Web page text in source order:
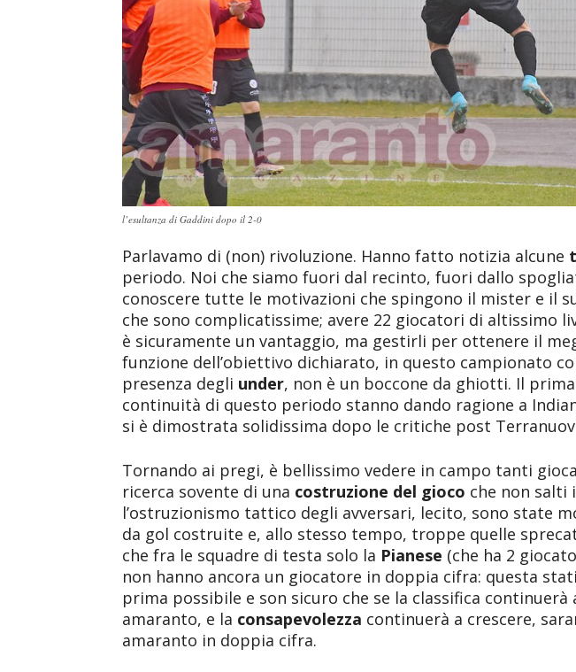
l’esultanza di Gaddini dopo il 2-0
Parlavamo di (non) rivoluzione. Hanno fatto notizia alcune
periodo. Noi che siamo fuori dal recinto, fuori dallo
conoscere tutte le motivazioni che spingono il mister e il
che sono complicatissime; avere 22 giocatori di altissimo
è sicuramente un vantaggio, ma gestirli per ottenere il
funzione dell’obiettivo dichiarato, in questo campionato
presenza degli under, non è un boccone da ghiotti. Il
continuità di questo periodo stanno dando ragione a
si è dimostrata solidissima dopo le critiche post
Tornando ai pregi, è bellissimo vedere in campo tanti
ricerca sovente di una costruzione del gioco che non salti
l’ostruzionismo tattico degli avversari, lecito, sono state
da gol costruite e, allo stesso tempo, troppe quelle
che fra le squadre di testa solo la Pianese (che ha 2
non hanno ancora un giocatore in doppia cifra: questa
prima possibile e son sicuro che se la classifica continuerà
amaranto, e la consapevolezza continuerà a crescere,
amaranto in doppia cifra.